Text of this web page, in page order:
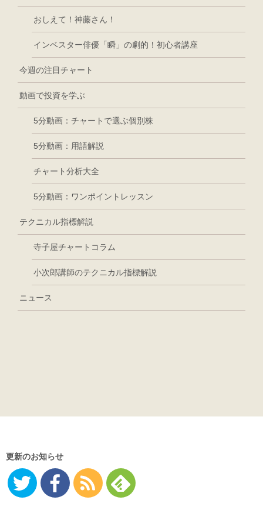
おしえて！神藤さん！
インベスター俳優「瞬」の劇的！初心者講座
今週の注目チャート
動画で投資を学ぶ
5分動画：チャートで選ぶ個別株
5分動画：用語解説
チャート分析大全
5分動画：ワンポイントレッスン
テクニカル指標解説
寺子屋チャートコラム
小次郎講師のテクニカル指標解説
ニュース
更新のお知らせ